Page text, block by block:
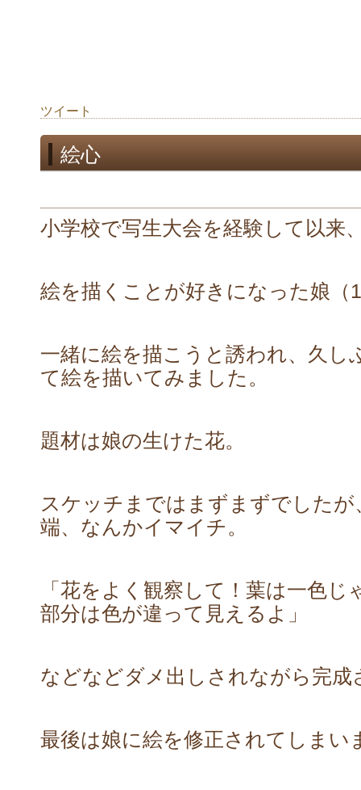
ツイート
絵心
小学校で写生大会を経験して以来
絵を描くことが好きになった娘（
一緒に絵を描こうと誘われ、久し
て絵を描いてみました。
題材は娘の生けた花。
スケッチまではまずまずでした
端、なんかイマイチ。
「花をよく観察して！葉は一色
部分は色が違って見えるよ」
などなどダメ出しされながら完成
最後は娘に絵を修正されてしまい